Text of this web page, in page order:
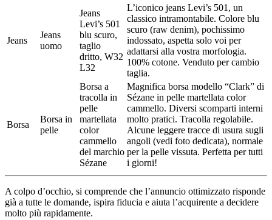
Jeans
Jeans
uomo
Jeans
Levi’s 501
blu scuro,
taglio
dritto, W32
L32
L’iconico jeans Levi’s 501, un
classico intramontabile. Colore blu
scuro (raw denim), pochissimo
indossato, aspetta solo voi per
adattarsi alla vostra morfologia.
100% cotone. Venduto per cambio
taglia.
Borsa
Borsa in
pelle
Borsa a
tracolla in
pelle
martellata
color
cammello
del marchio
Sézane
Magnifica borsa modello “Clark” di
Sézane in pelle martellata color
cammello. Diversi scomparti interni
molto pratici. Tracolla regolabile.
Alcune leggere tracce di usura sugli
angoli (vedi foto dedicata), normale
per la pelle vissuta. Perfetta per tutti
i giorni!
A colpo d’occhio, si comprende che l’annuncio ottimizzato risponde
già a tutte le domande, ispira fiducia e aiuta l’acquirente a decidere
molto più rapidamente.